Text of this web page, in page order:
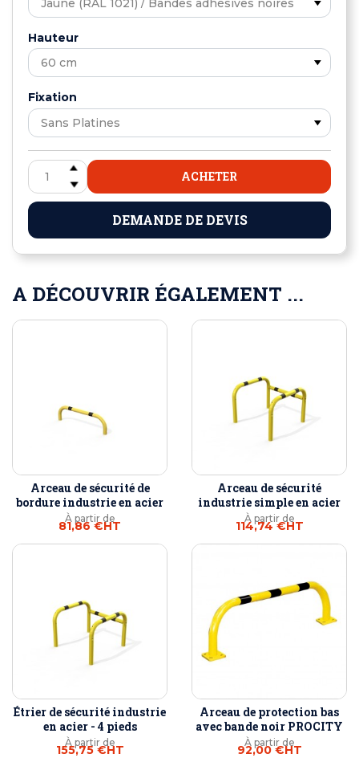
Hauteur
Fixation
ACHETER
DEMANDE DE DEVIS
A DÉCOUVRIR ÉGALEMENT ...
Arceau de sécurité de
bordure industrie en acier
À partir de
81,86 €HT
Arceau de sécurité
industrie simple en acier
À partir de
114,74 €HT
Étrier de sécurité industrie
en acier - 4 pieds
À partir de
155,75 €HT
Arceau de protection bas
avec bande noir PROCITY
À partir de
92,00 €HT